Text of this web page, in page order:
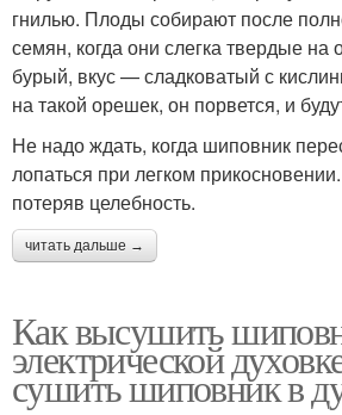
гнилью. Плоды собирают после
семян, когда они слегка твердые
бурый, вкус — сладковатый с
на такой орешек, он порвется, и
Не надо ждать, когда шиповник
лопаться при легком
потеряв целебность.
читать дальше →
Как высушить
электрической
сушить шиповник в